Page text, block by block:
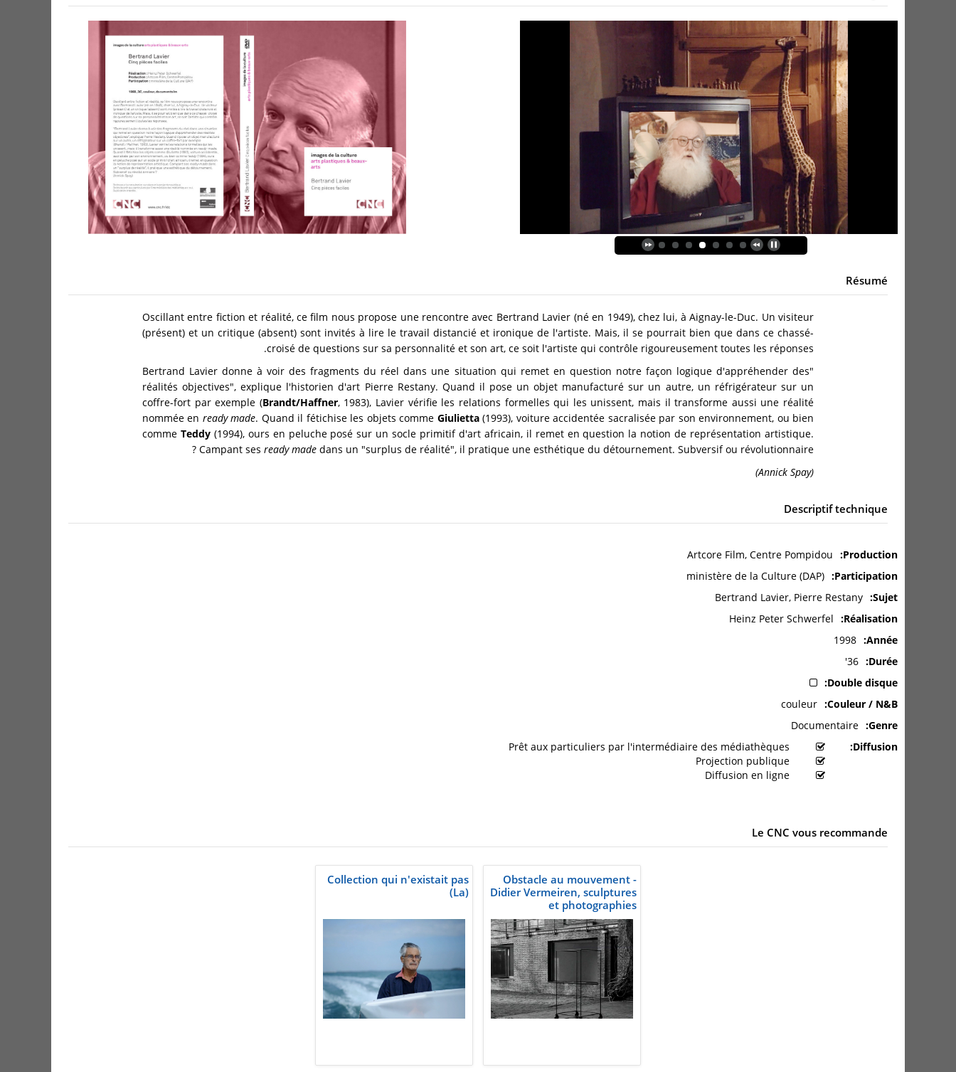
Résumé
Oscillant entre fiction et réalité, ce film nous propose une rencontre avec Bertrand Lavier (né en 1949), chez lui, à Aignay-le-Duc. Un visiteur
(présent) et un critique (absent) sont invités à lire le travail distancié et ironique de l'artiste. Mais, il se pourrait bien que dans ce chassé-
croisé de questions sur sa personnalité et son art, ce soit l'artiste qui contrôle rigoureusement toutes les réponses.
"Bertrand Lavier donne à voir des fragments du réel dans une situation qui remet en question notre façon logique d'appréhender des
réalités objectives", explique l'historien d'art Pierre Restany. Quand il pose un objet manufacturé sur un autre, un réfrigérateur sur un
coffre-fort par exemple (Brandt/Haffner, 1983), Lavier vérifie les relations formelles qui les unissent, mais il transforme aussi une réalité
nommée en ready made. Quand il fétichise les objets comme Giulietta(1993), voiture accidentée sacralisée par son environnement, ou bien
comme Teddy(1994), ours en peluche posé sur un socle primitif d'art africain, il remet en question la notion de représentation artistique.
Campant ses ready made dans un "surplus de réalité", il pratique une esthétique du détournement. Subversif ou révolutionnaire ?
(Annick Spay)
Descriptif technique
Production
Artcore Film, Centre Pompidou
Participation
ministère de la Culture (DAP)
Sujet
Bertrand Lavier, Pierre Restany
Réalisation
Heinz Peter Schwerfel
Année
1998
Durée
36'
Double disque
Couleur / N&B
couleur
Genre
Documentaire
Diffusion
Le CNC vous recommande
Obstacle au mouvement -
Didier Vermeiren, sculptures
et photographies
Collection qui n'existait pas
(La)